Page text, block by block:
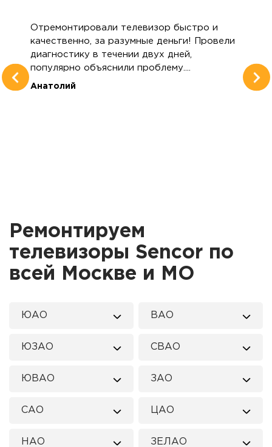
Отремонтировали телевизор быстро и
качественно, за разумные деньги! Провели
диагностику в течении двух дней,
популярно объяснили проблему....
Анатолий
Ремонтируем
телевизоры Sencor по
всей Москве и МО
ЮАО ВАО
ЮЗАО СВАО
ЮВАО ЗАО
САО ЦАО
НАО ЗЕЛАО